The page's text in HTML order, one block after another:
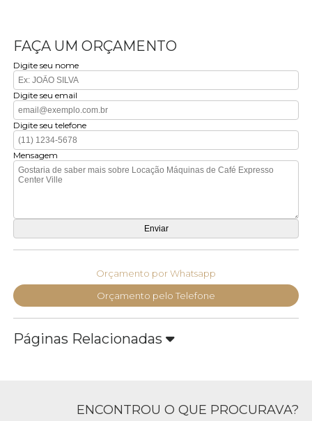
FAÇA UM ORÇAMENTO
Digite seu nome
Digite seu email
Digite seu telefone
Mensagem
Orçamento por Whatsapp
Orçamento pelo Telefone
Páginas Relacionadas
ENCONTROU O QUE PROCURAVA?